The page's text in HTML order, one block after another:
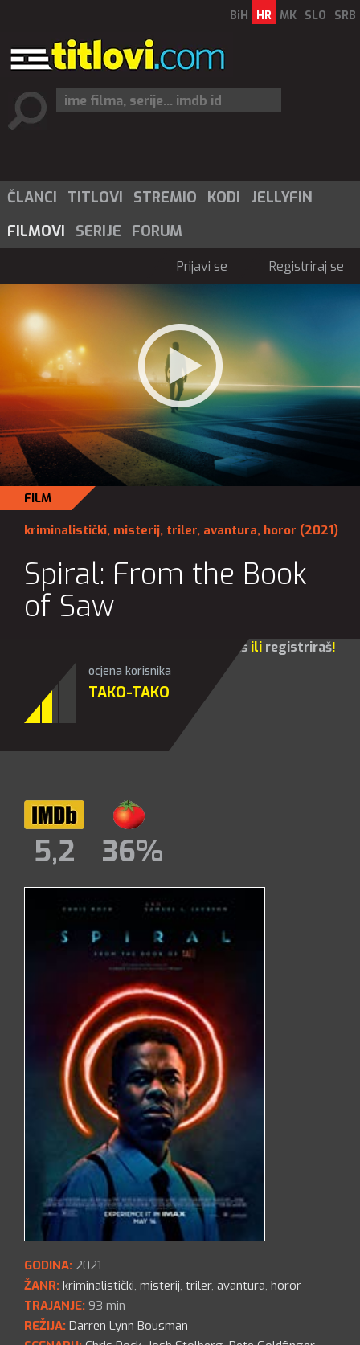
BiH HR MK SLO SRB
ČLANCI TITLOVI STREMIO KODI
JELLYFIN
FILMOVI
SERIJE FORUM
Prijavi se Registriraj se
FILM
kriminalistički, misterij, triler, avantura, horor (2021)
Spiral: From the Book
of Saw
prijaviš ili registriraš!
ocjena korisnika
TAKO-TAKO
5,2 36%
GODINA: 2021
ŽANR: kriminalistički, misterij, triler, avantura, horor
TRAJANJE: 93 min
REŽIJA: Darren Lynn Bousman